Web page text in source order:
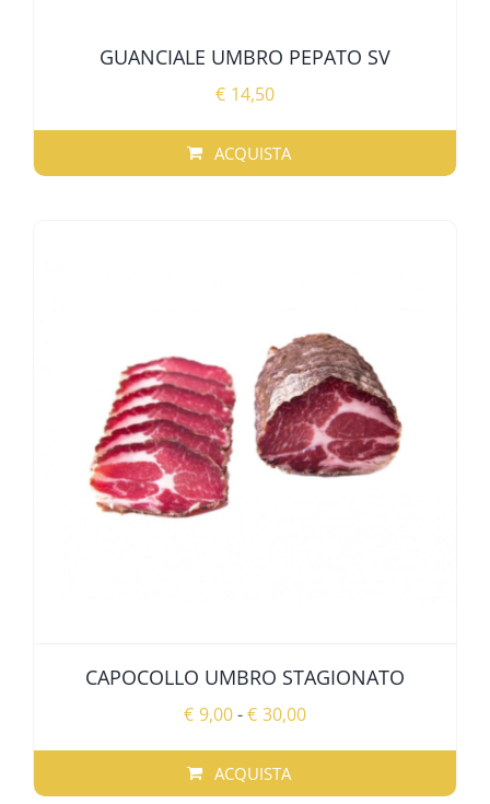
GUANCIALE UMBRO PEPATO SV
€ 14,50
ACQUISTA
CAPOCOLLO UMBRO STAGIONATO
€ 9,00-€ 30,00Fascia
da
ACQUISTA
QUESTO